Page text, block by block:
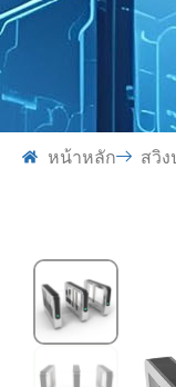
หน้าหลัก สวิ